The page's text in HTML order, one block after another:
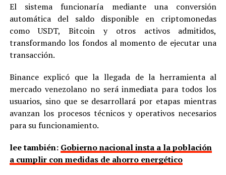
El sistema funcionaría mediante una conversión
automática del saldo disponible en criptomonedas
como USDT, Bitcoin y otros activos admitidos,
transformando los fondos al momento de ejecutar una
transacción.
Binance explicó que la llegada de la herramienta al
mercado venezolano no será inmediata para todos los
usuarios, sino que se desarrollará por etapas mientras
avanzan los procesos técnicos y operativos necesarios
para su funcionamiento.
lee también: Gobierno nacional insta a la población
a cumplir con medidas de ahorro energético